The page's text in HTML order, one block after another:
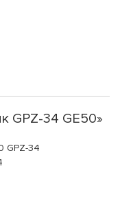
GPZ-34 GE50»
34